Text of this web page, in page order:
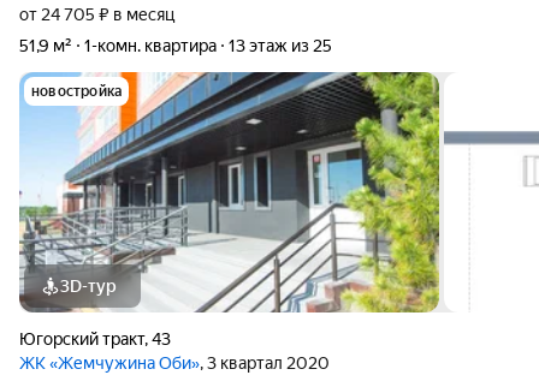
от 24 705 ₽ в месяц
51,9 м²
1-комн. квартира 13 этаж из 25
новостройка
3D-тур
Югорский тракт,43
ЖК «Жемчужина Оби», 3 квартал 2020